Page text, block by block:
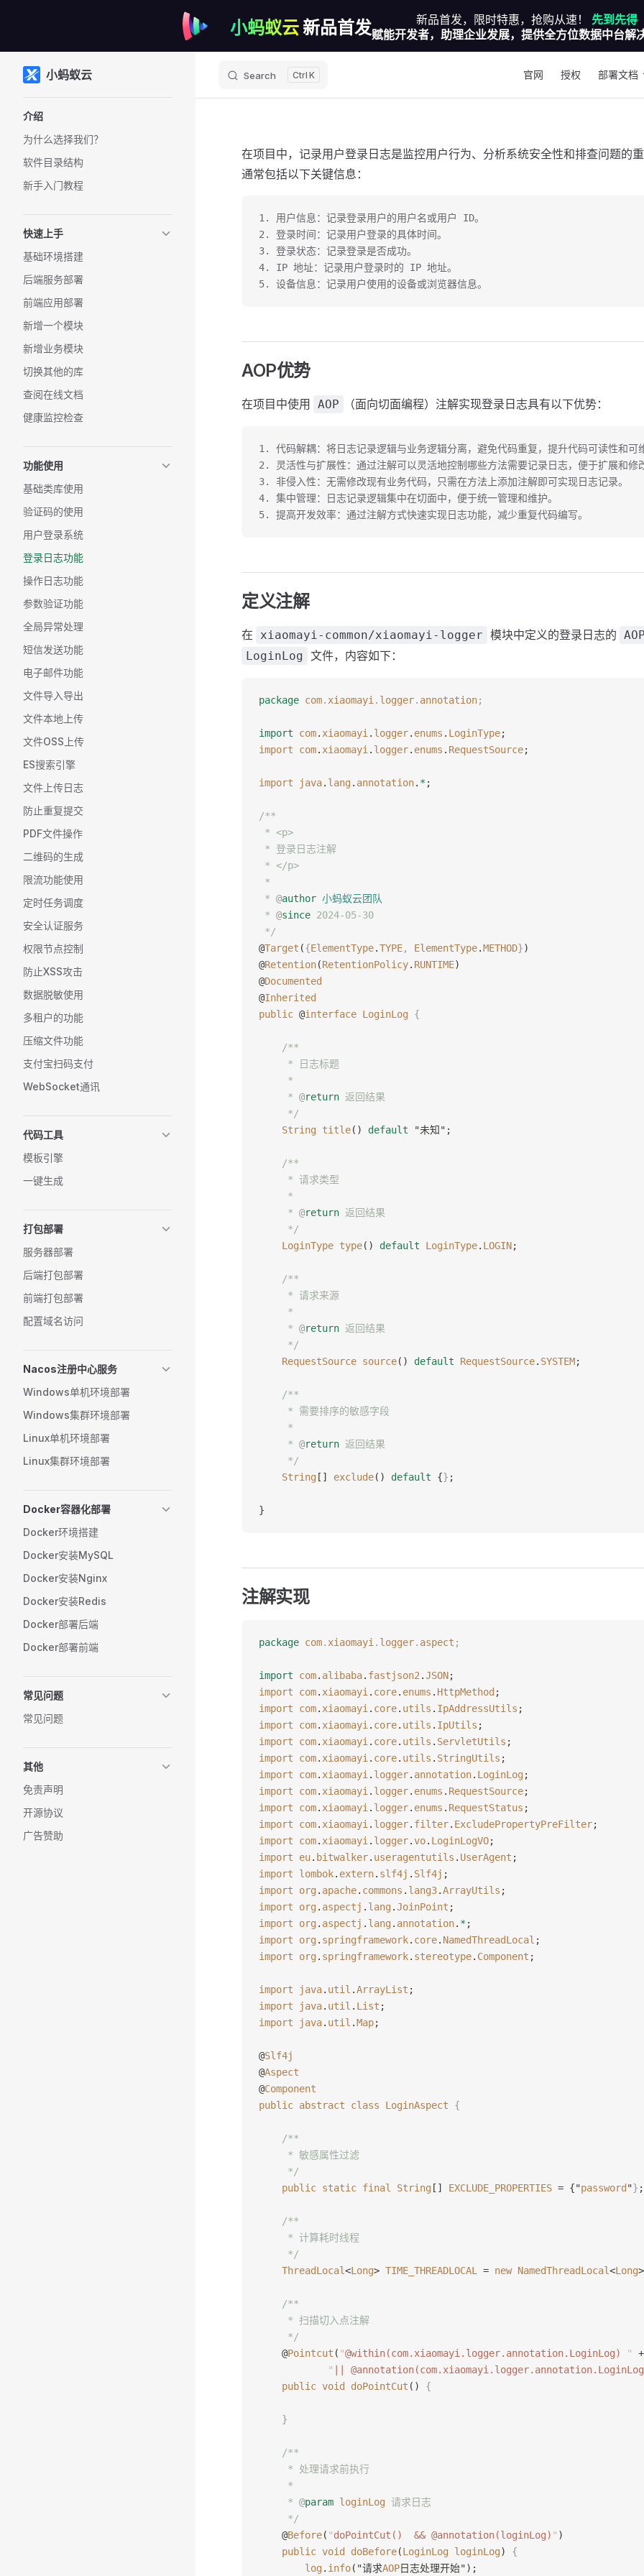
小蚂蚁云 Search K 官网 授权 部署文档
介绍
为什么选择我们？
软件目录结构
新手入门教程
快速上手
基础环境搭建
后端服务部署
前端应用部署
新增一个模块
新增业务模块
切换其他的库
查阅在线文档
健康监控检查
功能使用
基础类库使用
验证码的使用
用户登录系统
登录日志功能
操作日志功能
参数验证功能
全局异常处理
短信发送功能
电子邮件功能
文件导入导出
文件本地上传
文件OSS上传
ES搜索引擎
文件上传日志
防止重复提交
PDF文件操作
二维码的生成
限流功能使用
定时任务调度
安全认证服务
权限节点控制
防止XSS攻击
数据脱敏使用
多租户的功能
压缩文件功能
支付宝扫码支付
WebSocket通讯
代码工具
模板引擎
一键生成
打包部署
服务器部署
后端打包部署
前端打包部署
配置域名访问
Nacos注册中心服务
Windows单机环境部署
Windows集群环境部署
Linux单机环境部署
Linux集群环境部署
Docker容器化部署
Docker环境搭建
Docker安装MySQL
Docker安装Nginx
Docker安装Redis
Docker部署后端
Docker部署前端
常见问题
常见问题
其他
免责声明
开源协议
广告赞助
在项目中，记录用户登录日志是监控用户行为、分析系统安全性和排查问题的
通常包括以下关键信息：
1. 用户信息：记录登录用户的用户名或用户 ID。
2. 登录时间：记录用户登录的具体时间。
3. 登录状态：记录登录是否成功。
4. IP 地址：记录用户登录时的 IP 地址。
5. 设备信息：记录用户使用的设备或浏览器信息。
AOP优势
在项目中使用 AOP （面向切面编程）注解实现登录日志具有以下优势：
1. 代码解耦：将日志记录逻辑与业务逻辑分离，避免代码重复，提升代码可读性和可
2. 灵活性与扩展性：通过注解可以灵活地控制哪些方法需要记录日志，便于扩展和修
3. 非侵入性：无需修改现有业务代码，只需在方法上添加注解即可实现日志记录。
4. 集中管理：日志记录逻辑集中在切面中，便于统一管理和维护。
5. 提高开发效率：通过注解方式快速实现日志功能，减少重复代码编写。
定义注解
在 xiaomayi-common/xiaomayi-logger 模块中定义的登录日志的
LoginLog 文件，内容如下：
package com. xiaomayi . logger. annotation;
import com. xiaomayi . logger. enums . LoginType;
import com. xiaomayi . logger. enums . RequestSource;
import java. lang . annotation. * ;
/**
* <p>
* 登录日志注解
* </p>
*
* @author 小蚂蚁云团队
* @since 2024-05-30
*/
@Target ({ElementType.TYPE, ElementType.METHOD})
@Retention(RetentionPolicy. RUNTIME)
@Documented
@Inherited
public @interface LoginLog {
    /**
     * 日志标题
     *
     *
@return 返回结果
     */
    String
title() default "未知";
    /**
     * 请求类型
     *
     *
@return 返回结果
     */
    LoginType
type() default LoginType. LOGIN;
    /**
     * 请求来源
     *
     *
@return 返回结果
     */
    RequestSource
source() default RequestSource. SYSTEM;
    /**
     * 需要排序的敏感字段
     *
     *
@return 返回结果
     */
    String
[] exclude() default {} ;
}
注解实现
package com. xiaomayi . logger. aspect ;
import com. alibaba. fastjson2 .JSON;
import com. xiaomayi . core. enums . HttpMethod ;
import com. xiaomayi . core. utils . IpAddressUtils ;
import com. xiaomayi . core. utils . IpUtils ;
import com. xiaomayi . core. utils . ServletUtils ;
import com. xiaomayi . core. utils . StringUtils ;
import com. xiaomayi . logger. annotation. LoginLog ;
import com. xiaomayi . logger. enums . RequestSource;
import com. xiaomayi . logger. enums . RequestStatus ;
import com. xiaomayi . logger. filter. ExcludePropertyPreFilter;
import com. xiaomayi . logger.vo. LoginLogVO;
import eu. bitwalker. useragentutils . UserAgent ;
import lombok. extern. slf4j . Slf4j ;
import org . apache. commons . lang3.ArrayUtils ;
import org . aspectj . lang .JoinPoint ;
import org . aspectj . lang . annotation. * ;
import org . springframework. core. NamedThreadLocal ;
import org . springframework. stereotype. Component ;
import java. util .ArrayList ;
import java. util . List ;
import java. util .Map;
@Slf4j
@Aspect
@Component
public abstract class LoginAspect {
    /**
     * 敏感属性过滤
     */
    public
static final String [] EXCLUDE_PROPERTIES = {"password "} ;
    /**
     * 计算耗时线程
     */
    ThreadLocal
<Long> TIME_THREADLOCAL = new NamedThreadLocal<Long
    /**
     * 扫描切入点注解
     */
    @
Pointcut ( "@within(com.xiaomayi.logger.annotation.LoginLog) "
+
            "
||
    public
void doPointCut () {
    }
    /**
     * 处理请求前执行
     *
     *
@param loginLog 请求日志
     */
    @
Before( "doPointCut()  && @annotation(loginLog) " )
    public
void doBefore(LoginLog loginLog) {
        log
. info("请求AOP日志处理开始");
小蚂蚁云新品首发 新品首发，限时特惠，抢购从速！ 先到先得
赋能开发者，助理企业发展，提供全方位数据中台解